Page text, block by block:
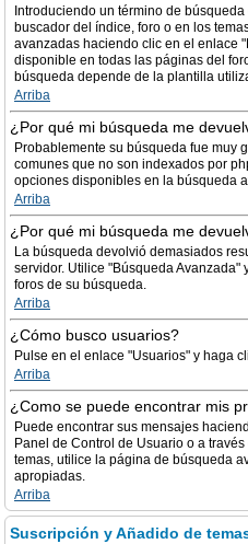
Introduciendo un término de
buscador del índice, foro o en los
avanzadas haciendo clic en el enlace
disponible en todas las páginas del
búsqueda depende de la plantilla
Arriba
¿Por qué mi búsqueda me
Probablemente su búsqueda fue muy
comunes que no son indexados por
opciones disponibles en la búsqueda
Arriba
¿Por qué mi búsqueda me
La búsqueda devolvió demasiados
servidor. Utilice "Búsqueda Avanzada"
foros de su búsqueda.
Arriba
¿Cómo busco usuarios?
Pulse en el enlace "Usuarios" y haga
Arriba
¿Como se puede encontrar mis
Puede encontrar sus mensajes
Panel de Control de Usuario o a
temas, utilice la página de búsqueda
apropiadas.
Arriba
Suscripción y Añadido de